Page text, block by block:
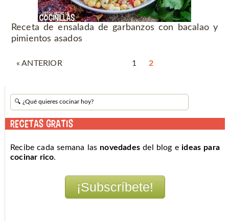
Receta de ensalada de garbanzos con bacalao y
pimientos asados
« ANTERIOR 1 2
RECETAS GRATIS
Recibe cada semana las novedades del blog eideas para
cocinar rico.